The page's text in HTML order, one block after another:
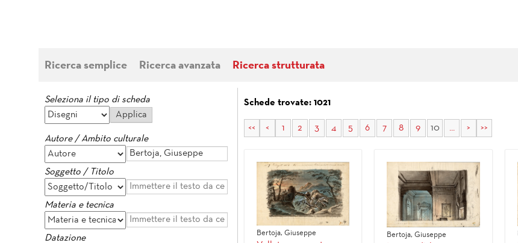
Ricerca semplice Ricerca avanzata Ricerca strutturata
Seleziona il tipo di scheda
Autore / Ambito culturale
Soggetto / Titolo
Materia e tecnica
Datazione
Schede trovate: 1021
<< < 1 2 3 4 5 6 7 8 9 10 ... > >>
Bertoja, Giuseppe Bertoja, Giuseppe